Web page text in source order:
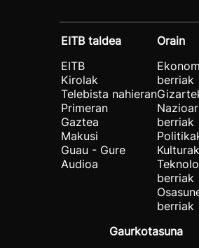
EITB taldea
EITB
Kirolak
Telebista nahieran
Primeran
Gaztea
Makusi
Guau - Gure
Audioa
Orain
berriak
berriak
berriak
berriak
Gaurkotasuna